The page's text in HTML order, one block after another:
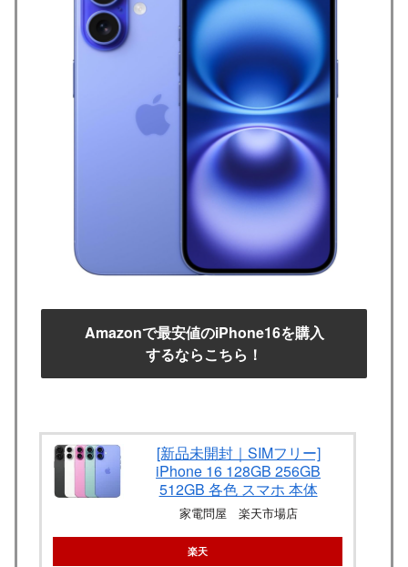
Amazonで最安値のiPhone16を購入
するならこちら！
[新品未開封｜SIMフリー]
iPhone 16 128GB 256GB
512GB 各色 スマホ 本体
家電問屋 楽天市場店
楽天